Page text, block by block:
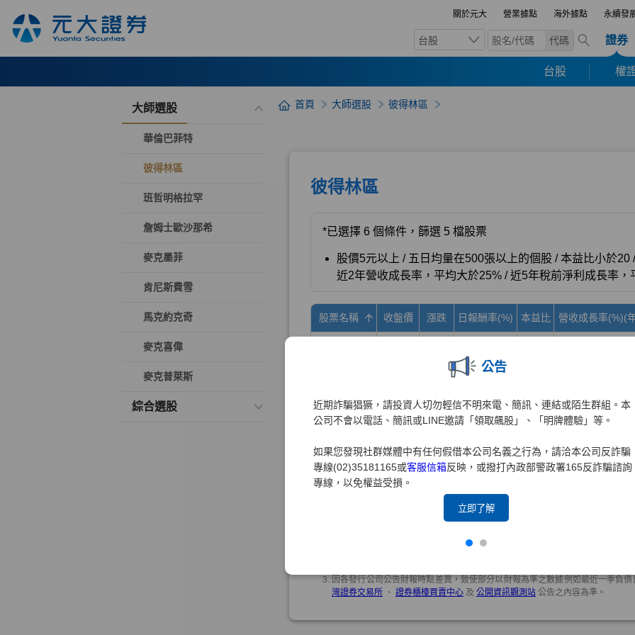
關於元大 營業據點 海外據點 永續發
台股 代碼 證券
台股 權
公告
近期詐騙猖獗，請投資人切勿輕信不明來電、簡訊、連結或陌生群組。本
公司不會以電話、簡訊或LINE邀請「領取飆股」、「明牌體驗」等。
如果您發現社群媒體中有任何假借本公司名義之行為，請洽本公司反詐騙
專線(02)35181165或客服信箱反映，或撥打內政部警政署165反詐騙諮詢
專線，以免權益受損。
立即了解
大師選股
華倫巴菲特
彼得林區
班哲明格拉罕
詹姆士歐沙那希
麥克墨菲
肯尼斯費雪
馬克約克奇
麥克喜偉
麥克普萊斯
綜合選股
首頁 大師選股 彼得林區